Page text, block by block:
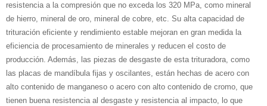
resistencia a la compresión que no exceda los 320 MPa, como mineral
de hierro, mineral de oro, mineral de cobre, etc. Su alta capacidad de
trituración eficiente y rendimiento estable mejoran en gran medida la
eficiencia de procesamiento de minerales y reducen el costo de
producción. Además, las piezas de desgaste de esta trituradora, como
las placas de mandíbula fijas y oscilantes, están hechas de acero con
alto contenido de manganeso o acero con alto contenido de cromo, que
tienen buena resistencia al desgaste y resistencia al impacto, lo que